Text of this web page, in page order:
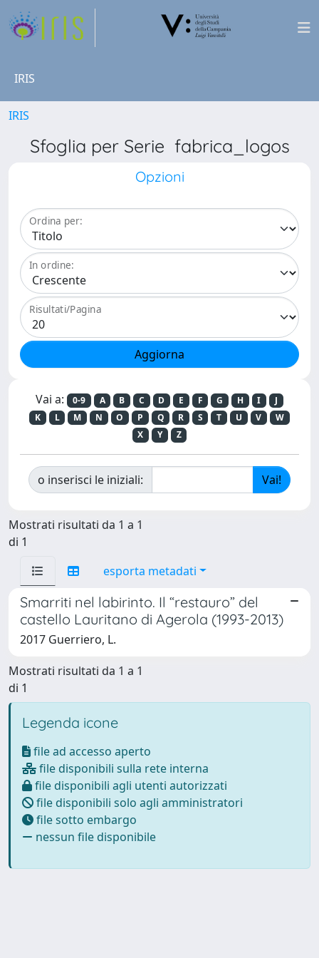
IRIS
IRIS
Sfoglia per Serie fabrica_logos
Opzioni
Ordina per:
In ordine:
Risultati/Pagina
Vai a: 0-9 A B C D E F G H I
J
K
L M N O P Q R S T U V
W
X
Y Z
o inserisci le iniziali:
Mostrati risultati da 1 a 1
di 1
esporta metadati
Smarriti nel labirinto. Il “restauro” del
castello Lauritano di Agerola (1993-2013)
2017 Guerriero, L.
Mostrati risultati da 1 a 1
di 1
Legenda icone
file ad accesso aperto
file disponibili sulla rete interna
file disponibili agli utenti autorizzati
file disponibili solo agli amministratori
file sotto embargo
nessun file disponibile